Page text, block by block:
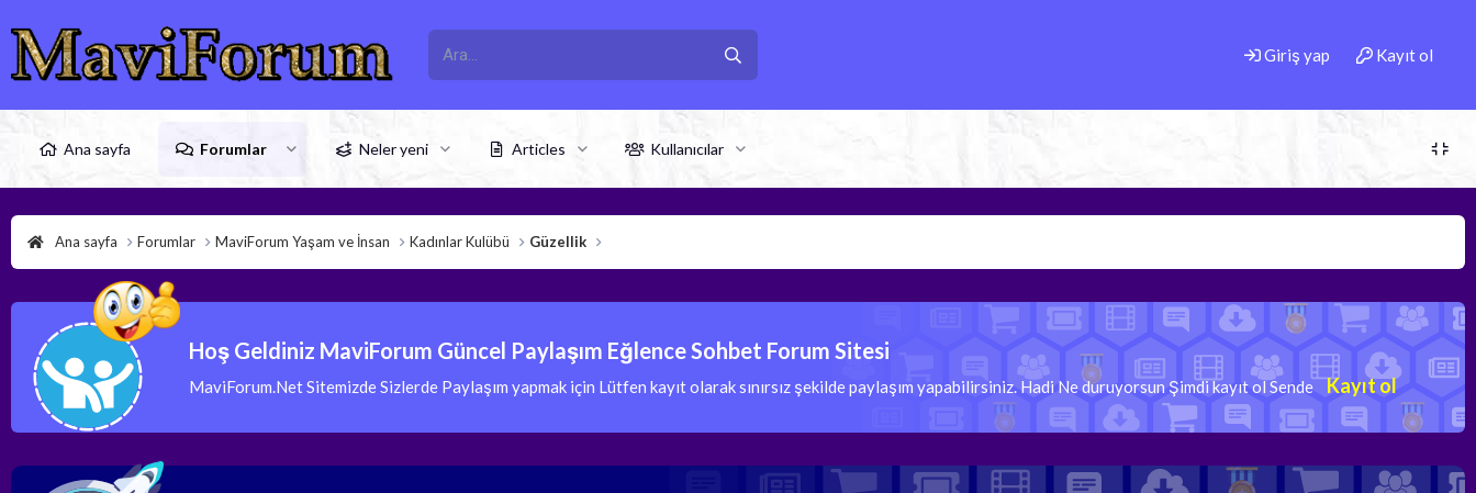
Giriş yap Kayıt ol
Ana sayfa Forumlar Neler yeni Articles Kullanıcılar
Ana sayfa Forumlar MaviForum Yaşam ve İnsan Kadınlar Kulübü Güzellik
Hoş Geldiniz MaviForum Güncel Paylaşım Eğlence Sohbet Forum Sitesi
MaviForum.Net Sitemizde Sizlerde Paylaşım yapmak için Lütfen kayıt olarak sınırsız şekilde paylaşım yapabilirsiniz. Hadi Ne duruyorsun Şimdi kayıt ol Sende Kayıt ol